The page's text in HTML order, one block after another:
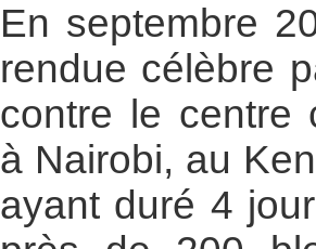
En septembre
rendue célèbre
contre le centre
à Nairobi, au
ayant duré 4